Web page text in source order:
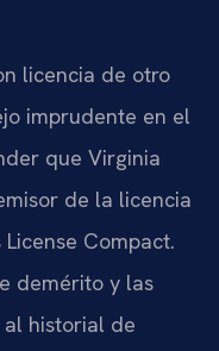
licencia de otro
imprudente en el
que Virginia
de la licencia
Compact.
demérito y las
historial de